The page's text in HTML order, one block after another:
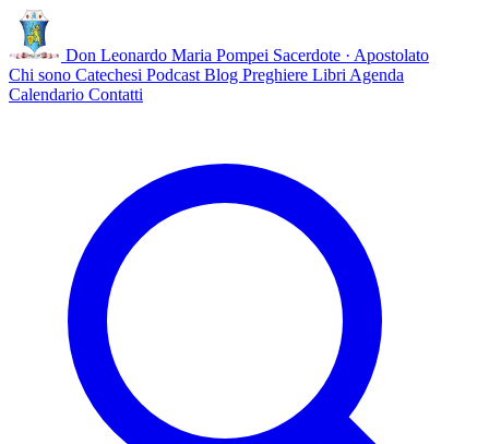
Don Leonardo Maria Pompei Sacerdote · Apostolato
Chi sono Catechesi Podcast Blog Preghiere Libri Agenda
Calendario Contatti